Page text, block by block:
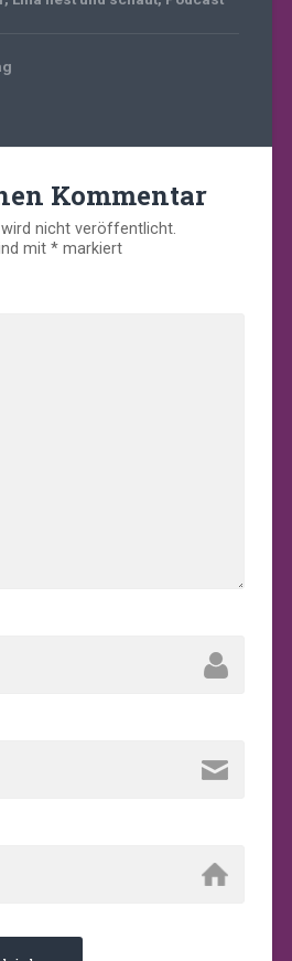
Kommentar
wird nicht veröffentlicht.
mit *markiert